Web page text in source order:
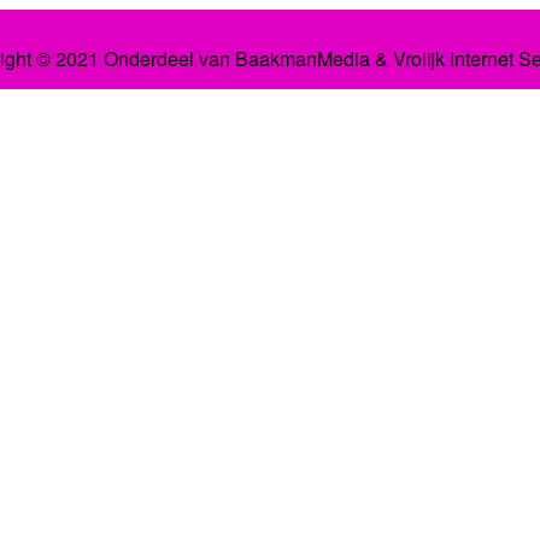
© 2021 Onderdeel van BaakmanMedia& Vrolijk Internet